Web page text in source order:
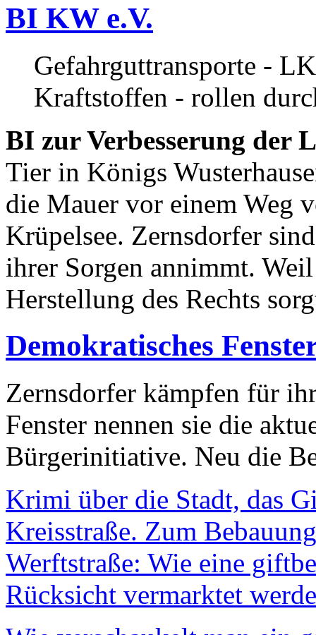
BI KW e.V.
Gefahrguttransporte -
Kraftstoffen - rollen
BI zur Verbesserung der
Tier in Königs
die Mauer vor einem Weg
Krüpelsee. Zernsdorfer
ihrer Sorgen annimmt.
Herstellung des Rechts
Demokratisches
Zernsdorfer kämpfen für
Fenster nennen sie die
Bürgerinitiative. Neu die
Krimi über die Stadt, das
Kreisstraße. Zum
Werftstraße: Wie eine
Rücksicht vermarktet